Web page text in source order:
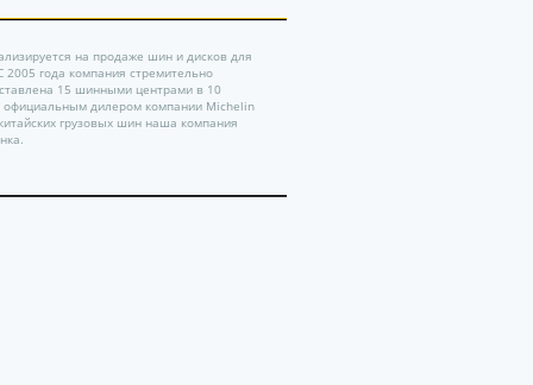
на продаже шин и дисков для
2005 года компания стремительно
15 шинными центрами в 10
официальным дилером компании Michelin
грузовых шин наша компания